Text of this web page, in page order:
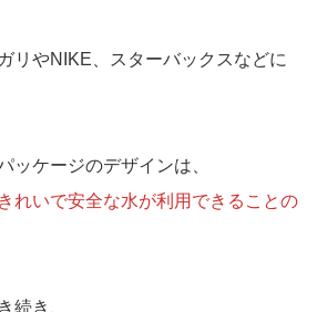
リやNIKE、スターバックスなどに
ッケージのデザインは、
れいで安全な水が利用できることの
続き、